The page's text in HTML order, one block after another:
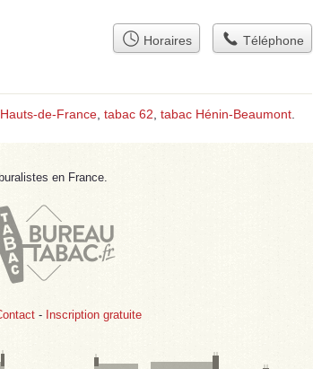
Horaires Téléphone
de-France, tabac 62, tabac Hénin-Beaumont.
en France.
- Inscription gratuite